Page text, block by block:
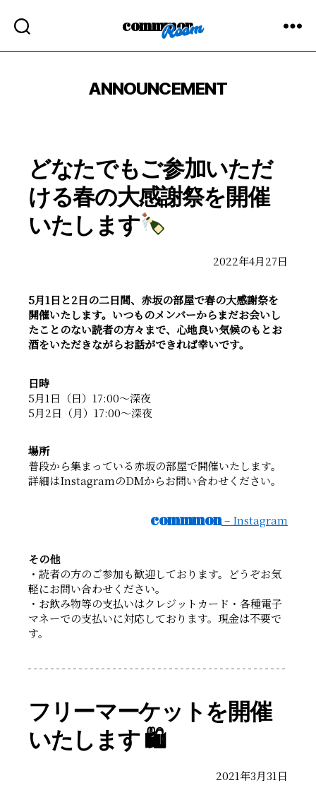
commmon
ANNOUNCEMENT
どなたでもご参加いただ
ける春の大感謝祭を開催
いたします
2022年4月27日
5月1日と2日の二日間、赤坂の部屋で春の大感謝祭を
開催いたします。いつものメンバーからまだお会いし
たことのない読者の方々まで、心地良い気候のもとお
酒をいただきながらお話ができれば幸いです。
日時
5月1日（日）17:00〜深夜
5月2日（月）17:00〜深夜
場所
普段から集まっている赤坂の部屋で開催いたします。
詳細はInstagramのDMからお問い合わせください。
commmon– Instagram
その他
・読者の方のご参加も歓迎しております。どうぞお気
軽にお問い合わせください。
・お飲み物等の支払いはクレジットカード・各種電子
マネーでの支払いに対応しております。現金は不要で
す。
フリーマーケットを開催
いたします 🛍
2021年3月31日